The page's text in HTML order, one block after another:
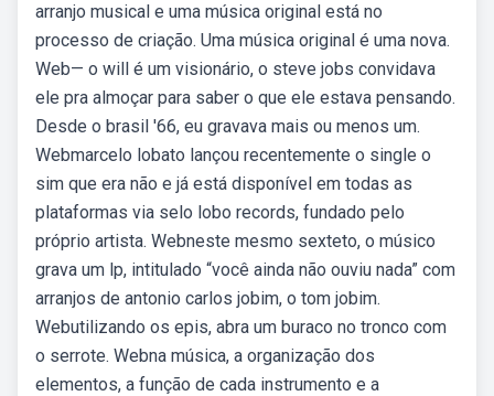
arranjo musical e uma música original está no
processo de criação. Uma música original é uma nova.
Web— o will é um visionário, o steve jobs convidava
ele pra almoçar para saber o que ele estava pensando.
Desde o brasil '66, eu gravava mais ou menos um.
Webmarcelo lobato lançou recentemente o single o
sim que era não e já está disponível em todas as
plataformas via selo lobo records, fundado pelo
próprio artista. Webneste mesmo sexteto, o músico
grava um lp, intitulado “você ainda não ouviu nada” com
arranjos de antonio carlos jobim, o tom jobim.
Webutilizando os epis, abra um buraco no tronco com
o serrote. Webna música, a organização dos
elementos, a função de cada instrumento e a